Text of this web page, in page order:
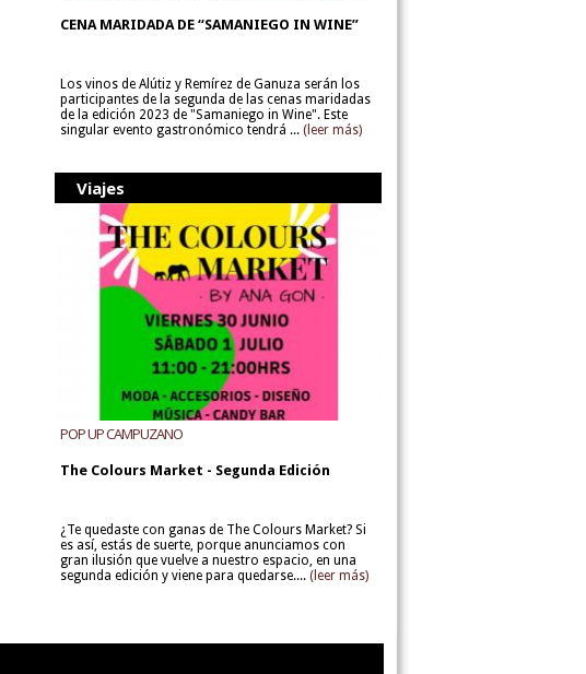
CENA MARIDADA DE “SAMANIEGO IN WINE”
Los vinos de Alútiz y Remírez de Ganuza serán los
participantes de la segunda de las cenas maridadas
de la edición 2023 de "Samaniego in Wine". Este
singular evento gastronómico tendrá ... (leer más)
Viajes
POP UP CAMPUZANO
The Colours Market - Segunda Edición
¿Te quedaste con ganas de The Colours Market? Si
es así, estás de suerte, porque anunciamos con
gran ilusión que vuelve a nuestro espacio, en una
segunda edición y viene para quedarse.... (leer más)